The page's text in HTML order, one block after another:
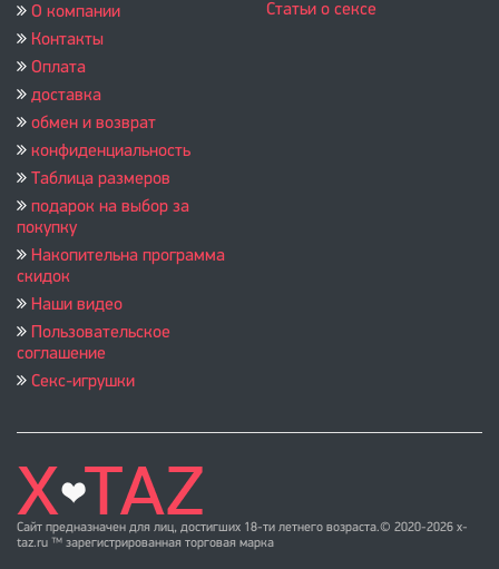
О компании
Контакты
Оплата
доставка
обмен и возврат
конфиденциальность
Таблица размеров
подарок на выбор за
покупку
Накопительна программа
скидок
Наши видео
Пользовательское
соглашение
Секс-игрушки
Статьи о сексе
Сайт предназначен для лиц, достигших 18-ти летнего возраста.© 2020-2026 x-
taz.ru ™ зарегистрированная торговая марка